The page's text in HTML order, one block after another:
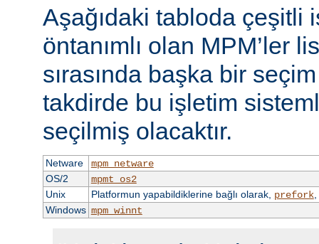
Aşağıdaki tabloda çeşitli
öntanımlı olan MPM’ler
sırasında başka bir seçim
takdirde bu işletim
seçilmiş olacaktır.
Netware
mpm_netware
OS/2
mpmt_os2
Unix
Platformun yapabildiklerine bağlı olarak, prefork,
Windows mpm_winnt